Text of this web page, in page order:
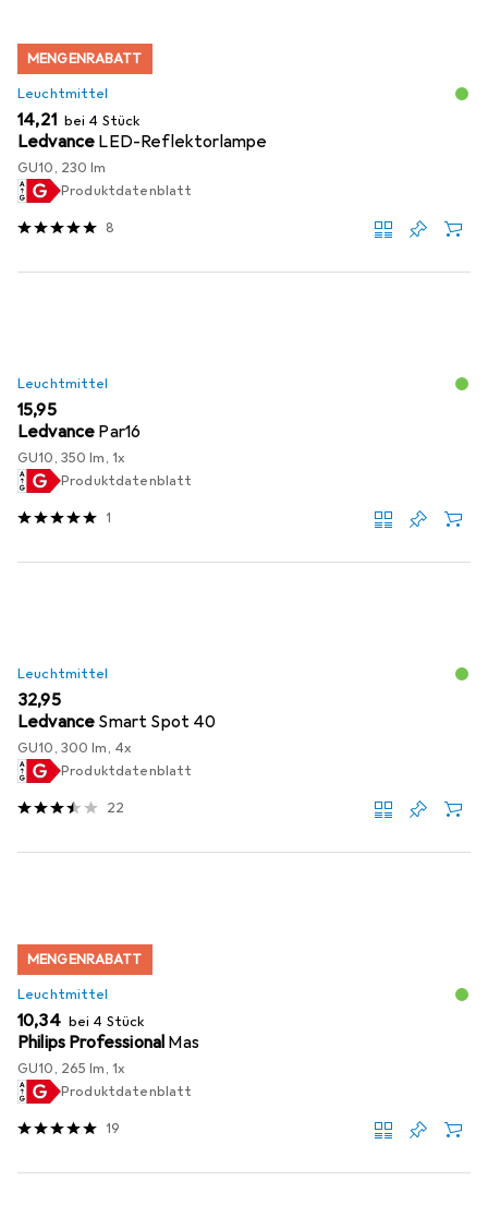
MENGENRABATT
Leuchtmittel
EUR
14,21 bei 4 Stück
Ledvance LED-Reflektorlampe
GU10, 230 lm
Produktdatenblatt
8
Leuchtmittel
EUR
15,95
Ledvance Par16
GU10, 350 lm, 1x
Produktdatenblatt
1
Leuchtmittel
EUR
32,95
Ledvance Smart Spot 40
GU10, 300 lm, 4x
Produktdatenblatt
22
MENGENRABATT
Leuchtmittel
EUR
10,34 bei 4 Stück
Philips Professional Mas
GU10, 265 lm, 1x
Produktdatenblatt
19